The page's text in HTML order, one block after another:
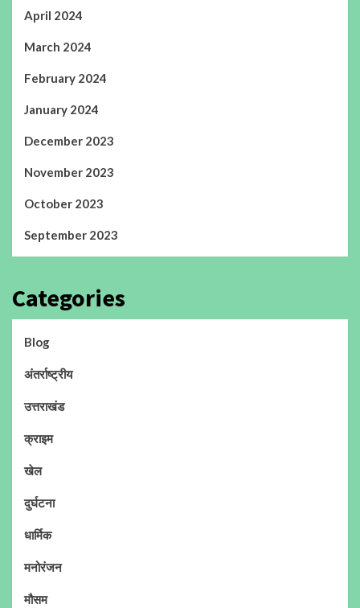
April 2024
March 2024
February 2024
January 2024
December 2023
November 2023
October 2023
September 2023
Categories
Blog
अंतर्राष्ट्रीय
उत्तराखंड
क्राइम
खेल
दुर्घटना
धार्मिक
मनोरंजन
मौसम